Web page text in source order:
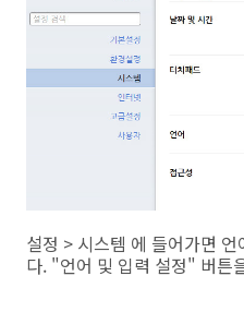
설정 > 시스템 에 들어가면
다. "언어 및 입력 설정" 버튼